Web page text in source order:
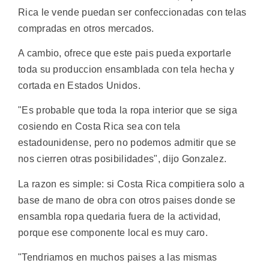
Rica le vende puedan ser confeccionadas con telas
compradas en otros mercados.
A cambio, ofrece que este pais pueda exportarle
toda su produccion ensamblada con tela hecha y
cortada en Estados Unidos.
"Es probable que toda la ropa interior que se siga
cosiendo en Costa Rica sea con tela
estadounidense, pero no podemos admitir que se
nos cierren otras posibilidades", dijo Gonzalez.
La razon es simple: si Costa Rica compitiera solo a
base de mano de obra con otros paises donde se
ensambla ropa quedaria fuera de la actividad,
porque ese componente local es muy caro.
"Tendriamos en muchos paises a las mismas